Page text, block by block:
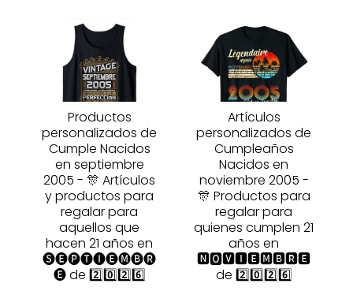
Productos
personalizados de
Cumple Nacidos
en septiembre
2005 - 🎊 Artículos
y productos para
regalar para
aquellos que
hacen 21 años en
🅢🅔🅟🅣🅘🅔🅜🅑🅡
🅔 de 2️⃣0️⃣2️⃣6️⃣
Artículos
personalizados de
Cumpleaños
Nacidos en
noviembre 2005 -
🎊 Productos para
regalar para
quienes cumplen 21
años en
🅽🅾🆅🅸🅴🅼🅱🆁🅴
de 2️⃣0️⃣2️⃣6️⃣